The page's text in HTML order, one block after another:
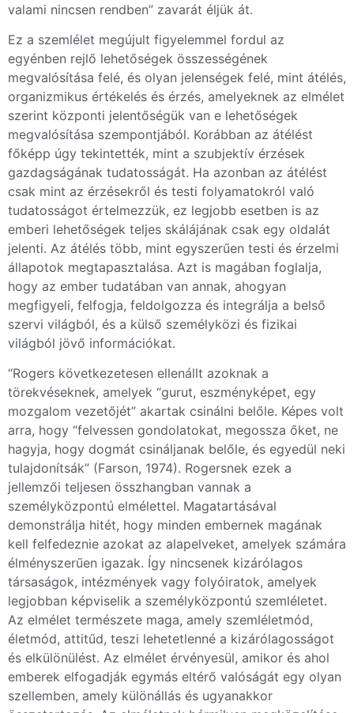
valami nincsen rendben” zavarát éljük át.
Ez a szemlélet megújult figyelemmel fordul az
egyénben rejlő lehetőségek összességének
megvalósítása felé, és olyan jelenségek felé, mint átélés,
organizmikus értékelés és érzés, amelyeknek az elmélet
szerint központi jelentőségük van e lehetőségek
megvalósítása szempontjából. Korábban az átélést
főképp úgy tekintették, mint a szubjektív érzések
gazdagságának tudatosságát. Ha azonban az átélést
csak mint az érzésekről és testi folyamatokról való
tudatosságot értelmezzük, ez legjobb esetben is az
emberi lehetőségek teljes skálájának csak egy oldalát
jelenti. Az átélés több, mint egyszerűen testi és érzelmi
állapotok megtapasztalása. Azt is magában foglalja,
hogy az ember tudatában van annak, ahogyan
megfigyeli, felfogja, feldolgozza és integrálja a belső
szervi világból, és a külső személyközi és fizikai
világból jövő információkat.
“Rogers következetesen ellenállt azoknak a
törekvéseknek, amelyek “gurut, eszményképet, egy
mozgalom vezetőjét” akartak csinálni belőle. Képes volt
arra, hogy “felvessen gondolatokat, megossza őket, ne
hagyja, hogy dogmát csináljanak belőle, és egyedül neki
tulajdonítsák” (Farson, 1974). Rogersnek ezek a
jellemzői teljesen összhangban vannak a
személyközpontú elmélettel. Magatartásával
demonstrálja hitét, hogy minden embernek magának
kell felfedeznie azokat az alapelveket, amelyek számára
élményszerűen igazak. Így nincsenek kizárólagos
társaságok, intézmények vagy folyóiratok, amelyek
legjobban képviselik a személyközpontú szemléletet.
Az elmélet természete maga, amely szemléletmód,
életmód, attitűd, teszi lehetetlenné a kizárólagosságot
és elkülönülést. Az elmélet érvényesül, amikor és ahol
emberek elfogadják egymás eltérő valóságát egy olyan
szellemben, amely különállás és ugyanakkor